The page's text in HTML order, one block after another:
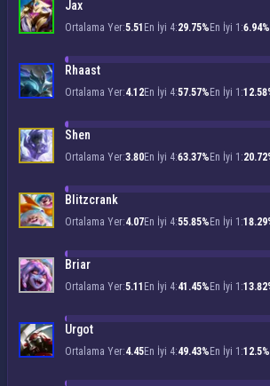
Jax
Ortalama Yer:5.51 En İyi 4:29.75% En İyi 1:6.94%
Rhaast
Ortalama Yer:4.12En İyi 4:57.57% En İyi 1:
Shen
Ortalama Yer:3.80En İyi 4:63.37% En İyi 1:
Blitzcrank
Ortalama Yer:4.07En İyi 4:55.85% En İyi 1:
Briar
Ortalama Yer:5.11 En İyi 4:41.45% En İyi 1:
Urgot
Ortalama Yer:4.45En İyi 4:49.43% En İyi 1:12.5%